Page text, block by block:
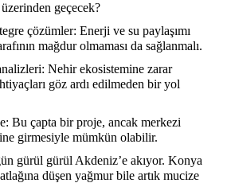
geçecek?
çözümler: Enerji ve su paylaşımı
mağdur olmaması da sağlanmalı.
Nehir ekosistemine zarar
göz ardı edilmeden bir yol
Bu çapta bir proje, ancak merkezi
girmesiyle mümkün olabilir.
gürül gürül Akdeniz’e akıyor. Konya
düşen yağmur bile artık mucize